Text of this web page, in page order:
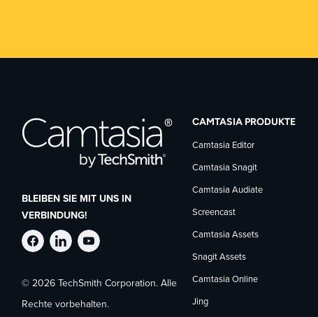
BLEIBEN SIE MIT UNS IN
VERBINDUNG!
TechSmith
auf
TechSmith
auf
TechSmith
auf
© 2026 TechSmith Corporation. Alle
Rechte vorbehalten.
CAMTASIA PRODUKTE
Camtasia Editor
Camtasia Snagit
Camtasia Audiate
Screencast
Camtasia Assets
Snagit Assets
Camtasia Online
Jing